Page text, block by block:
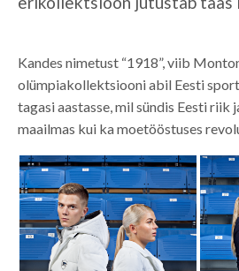
Kandes nimetust “1918”, viib
olümpiakollektsiooni abil Eesti
tagasi aastasse, mil sündis Eesti riik
maailmas kui ka moetööstuses